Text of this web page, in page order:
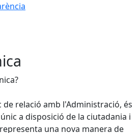
de relació amb l'Administració, és
a disposició de la ciutadania i
una nova manera de